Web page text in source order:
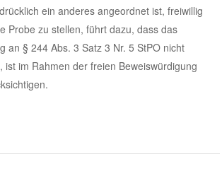
ein anderes angeordnet ist, freiwillig
Probe zu stellen, führt dazu, dass das
an § 244 Abs. 3 Satz 3 Nr. 5 StPO nicht
im Rahmen der freien Beweiswürdigung